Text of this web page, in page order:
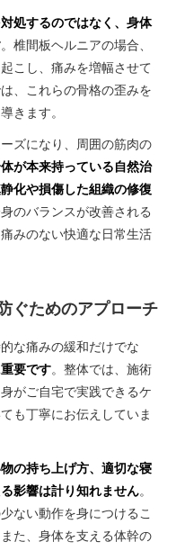
処するのではなく、身体
。椎間板ヘルニアの場合、
こし、痛みを増幅させて
、これらの骨格の歪みを
きます。
ズになり、周囲の筋肉の
が本来持っている自然治
化や損傷した組織の修復
のバランスが改善される
みのない快適な日常生活
ぐためのアプローチ
な痛みの緩和だけでな
要です。整体では、施術
がご自宅で実践できるケ
も丁寧にお伝えしていま
の持ち上げ方、適切な寝
影響は計り知れません。
ない動作を身につけるこ
た、身体を支える体幹の